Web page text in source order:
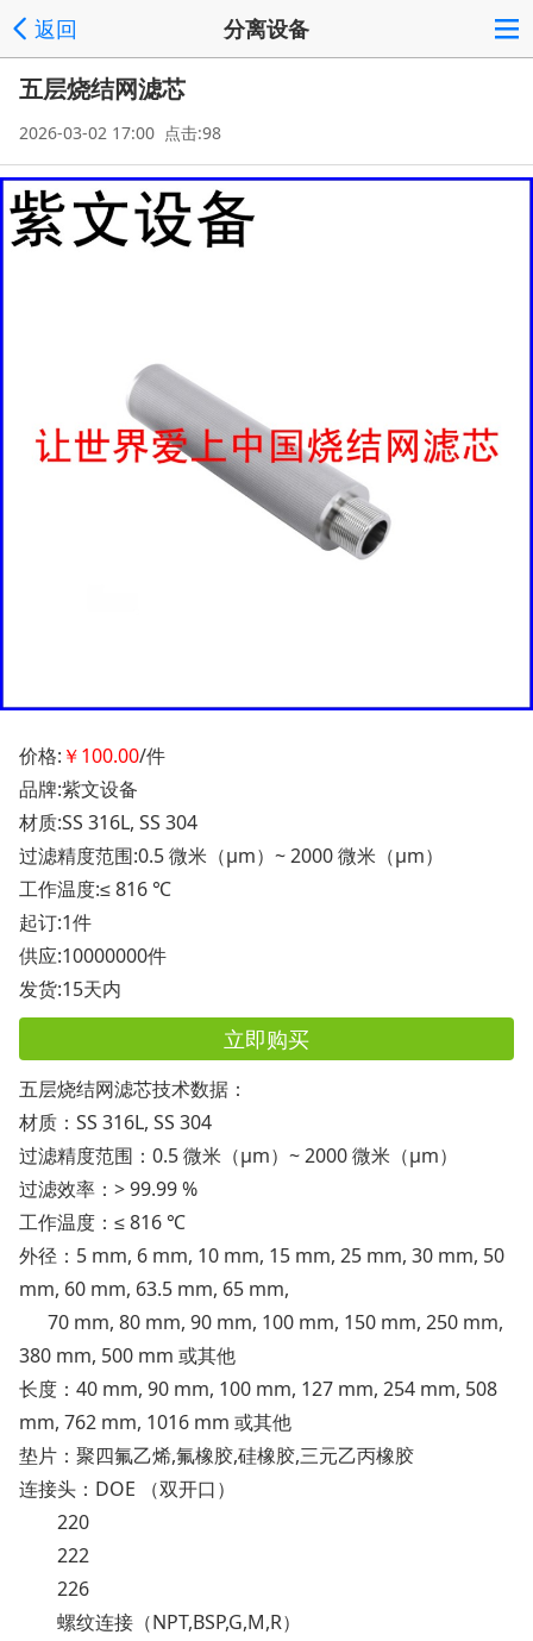
返回 分离设备
五层烧结网滤芯
2026-03-02 17:00 点击:98
价格: ￥100.00/件
品牌:紫文设备
材质:SS 316L, SS 304
过滤精度范围:0.5 微米（μm）~ 2000 微米（μm）
工作温度:≤ 816 ℃
起订:1件
供应:10000000件
发货:15天内
立即购买
五层烧结网滤芯技术数据：
材质：SS 316L, SS 304
过滤精度范围：0.5 微米（μm）~ 2000 微米（μm）
过滤效率：> 99.99 %
工作温度：≤ 816 ℃
外径：5 mm, 6 mm, 10 mm, 15 mm, 25 mm, 30 mm, 50
mm, 60 mm, 63.5 mm, 65 mm,
70 mm, 80 mm, 90 mm, 100 mm, 150 mm, 250 mm,
380 mm, 500 mm 或其他
长度：40 mm, 90 mm, 100 mm, 127 mm, 254 mm, 508
mm, 762 mm, 1016 mm 或其他
垫片：聚四氟乙烯,氟橡胶,硅橡胶,三元乙丙橡胶
连接头：DOE （双开口）
220
222
226
螺纹连接（NPT,BSP,G,M,R）